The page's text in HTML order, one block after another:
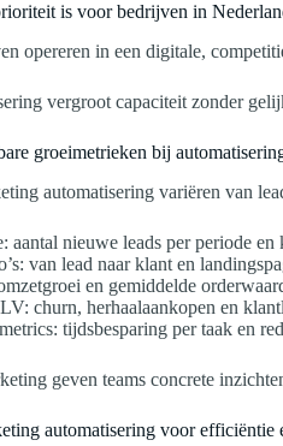
is voor bedrijven in
opereren in een digitale,
vergroot capaciteit zonder
groeimetrieken bij
automatisering variëren van
aantal nieuwe leads per periode
van lead naar klant en
en gemiddelde
churn, herhaalaankopen en
tijdsbesparing per taak en
geven teams concrete
automatisering voor efficiëntie